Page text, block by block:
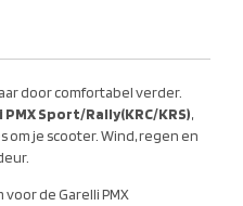
door comfortabel verder.
PMX Sport/Rally(KRC/KRS),
om je scooter. Wind, regen en
de Garelli PMX